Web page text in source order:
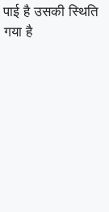
है उसकी स्थिति
है